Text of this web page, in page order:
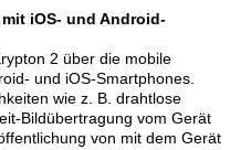
iOS- und Android-
2 über die mobile
und iOS-Smartphones.
wie z. B. drahtlose
Bildübertragung vom Gerät
von mit dem Gerät